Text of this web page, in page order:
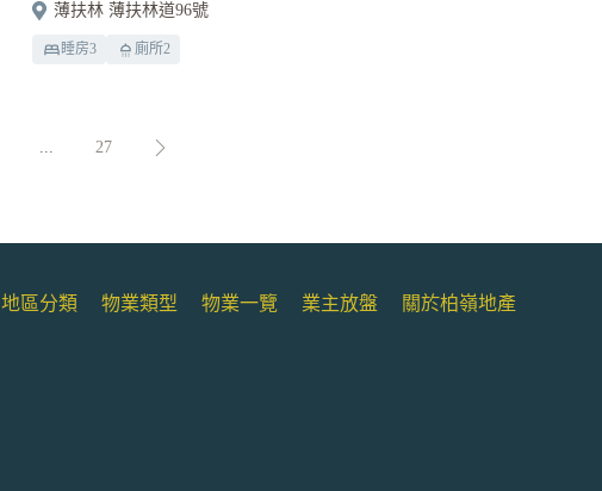
薄扶林 薄扶林道96號
睡房3 廁所2
... 27
地區分類 物業類型 物業一覽 業主放盤 關於柏嶺地產